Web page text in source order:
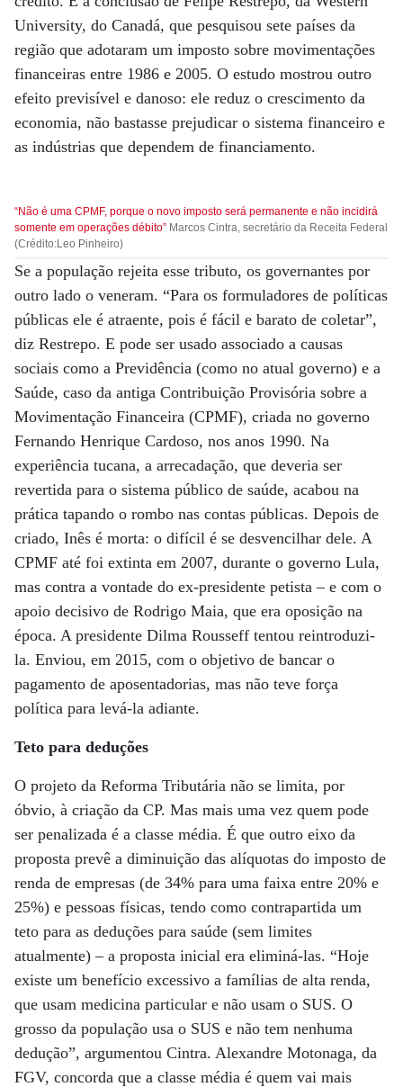
University, do Canadá, que pesquisou sete países da
região que adotaram um imposto sobre movimentações
financeiras entre 1986 e 2005. O estudo mostrou outro
efeito previsível e danoso: ele reduz o crescimento da
economia, não bastasse prejudicar o sistema financeiro e
as indústrias que dependem de financiamento.
“Não é uma CPMF, porque o novo imposto será permanente e não incidirá
somente em operações débito” Marcos Cintra, secretário da Receita Federal
(Crédito:Leo Pinheiro)
Se a população rejeita esse tributo, os governantes por
outro lado o veneram. “Para os formuladores de políticas
públicas ele é atraente, pois é fácil e barato de coletar”,
diz Restrepo. E pode ser usado associado a causas
sociais como a Previdência (como no atual governo) e a
Saúde, caso da antiga Contribuição Provisória sobre a
Movimentação Financeira (CPMF), criada no governo
Fernando Henrique Cardoso, nos anos 1990. Na
experiência tucana, a arrecadação, que deveria ser
revertida para o sistema público de saúde, acabou na
prática tapando o rombo nas contas públicas. Depois de
criado, Inês é morta: o difícil é se desvencilhar dele. A
CPMF até foi extinta em 2007, durante o governo Lula,
mas contra a vontade do ex-presidente petista – e com o
apoio decisivo de Rodrigo Maia, que era oposição na
época. A presidente Dilma Rousseff tentou reintroduzi-
la. Enviou, em 2015, com o objetivo de bancar o
pagamento de aposentadorias, mas não teve força
política para levá-la adiante.
Teto para deduções
O projeto da Reforma Tributária não se limita, por
óbvio, à criação da CP. Mas mais uma vez quem pode
ser penalizada é a classe média. É que outro eixo da
proposta prevê a diminuição das alíquotas do imposto de
renda de empresas (de 34% para uma faixa entre 20% e
25%) e pessoas físicas, tendo como contrapartida um
teto para as deduções para saúde (sem limites
atualmente) – a proposta inicial era eliminá-las. “Hoje
existe um benefício excessivo a famílias de alta renda,
que usam medicina particular e não usam o SUS. O
grosso da população usa o SUS e não tem nenhuma
dedução”, argumentou Cintra. Alexandre Motonaga, da
FGV, concorda que a classe média é quem vai mais